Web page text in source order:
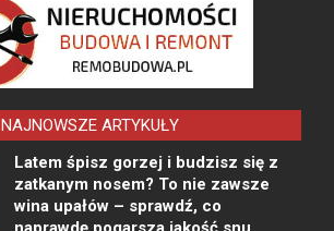
NAJNOWSZE ARTYKUŁY
Latem śpisz gorzej i budzisz się z
zatkanym nosem? To nie zawsze
wina upałów – sprawdź, co